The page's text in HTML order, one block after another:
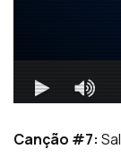
Canção #7: